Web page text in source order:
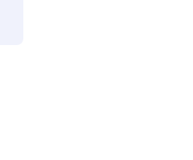
す。
療を
ると